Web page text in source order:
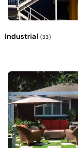
Industrial (33)